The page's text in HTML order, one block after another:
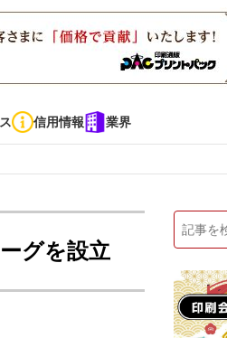
信用情報 業界
ント 信用情報 業界 市場・統計
グを設立